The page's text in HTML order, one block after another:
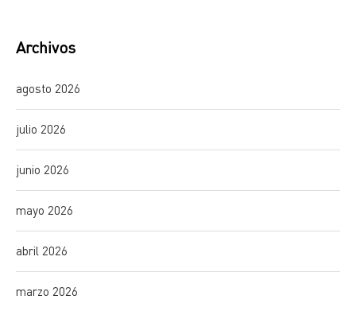
Archivos
agosto 2026
julio 2026
junio 2026
mayo 2026
abril 2026
marzo 2026